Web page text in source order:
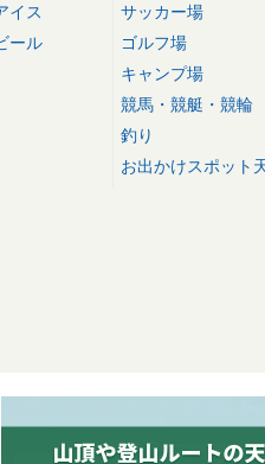
イス
ール
サッカー場
ゴルフ場
キャンプ場
競馬・競艇・競輪
釣り
お出かけスポット